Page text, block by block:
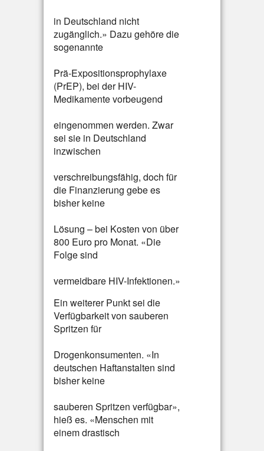
in Deutschland nicht
zugänglich.» Dazu gehöre die
sogenannte
Prä-Expositionsprophylaxe
(PrEP), bei der HIV-
Medikamente vorbeugend
eingenommen werden. Zwar
sei sie in Deutschland
inzwischen
verschreibungsfähig, doch für
die Finanzierung gebe es
bisher keine
Lösung – bei Kosten von über
800 Euro pro Monat. «Die
Folge sind
vermeidbare HIV-Infektionen.»
Ein weiterer Punkt sei die
Verfügbarkeit von sauberen
Spritzen für
Drogenkonsumenten. «In
deutschen Haftanstalten sind
bisher keine
sauberen Spritzen verfügbar»,
hieß es. «Menschen mit
einem drastisch